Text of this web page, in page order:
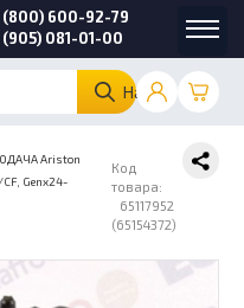
Найти
(800) 600-92-79
(905) 081-01-00
Ariston
Genx24-
Код
товара:
65117952
(65154372)